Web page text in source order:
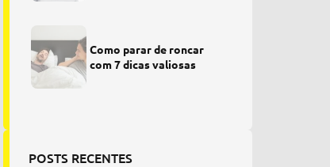
Como parar de roncar
com 7 dicas valiosas
POSTS RECENTES